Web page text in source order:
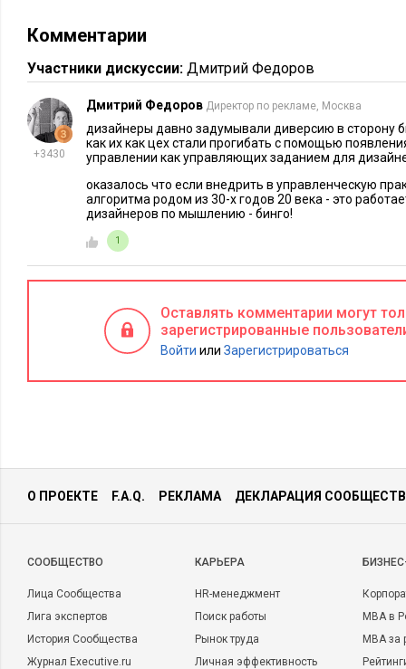
Комментарии
Участники дискуссии: Дмитрий Федоров
+3430
Дмитрий Федоров Директор по рекламе, Москва
дизайнеры давно задумывали диверсию в сторону
как их как цех стали прогибать с помощью
управлении как управляющих заданием для
оказалось что если внедрить в управленческую
алгоритма родом из 30-х годов 20 века - это
дизайнеров по мышлению - бинго!
1
Оставлять комментарии могут
зарегистрированные
Войти или Зарегистрироваться
О ПРОЕКТЕ F.A.Q. РЕКЛАМА ДЕКЛАРАЦИЯ
CООБЩЕСТВО
Лица Сообщества
Лига экспертов
История Сообщества
Журнал Executive.ru
КАРЬЕРА
HR-менеджмент
Поиск работы
Рынок труда
Личная эффективность
MBA в
MBA